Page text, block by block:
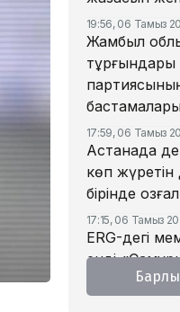
19:56, 06 Тамыз
Жамбыл
тұрғындары
17:59, 06 Тамыз
Астанада
көп
бірінде
17:15, 06 Тамыз
ERG-дегі
енді
басқарады